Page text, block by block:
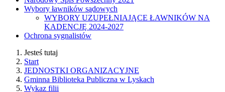
Wybory ławników sądowych
WYBORY UZUPEŁNIAJĄCE ŁAWNIKÓW NA
KADENCJĘ 2024-2027
Ochrona sygnalistów
Jesteś tutaj
Start
JEDNOSTKI ORGANIZACYJNE
Gminna Biblioteka Publiczna w Lyskach
Wykaz filii